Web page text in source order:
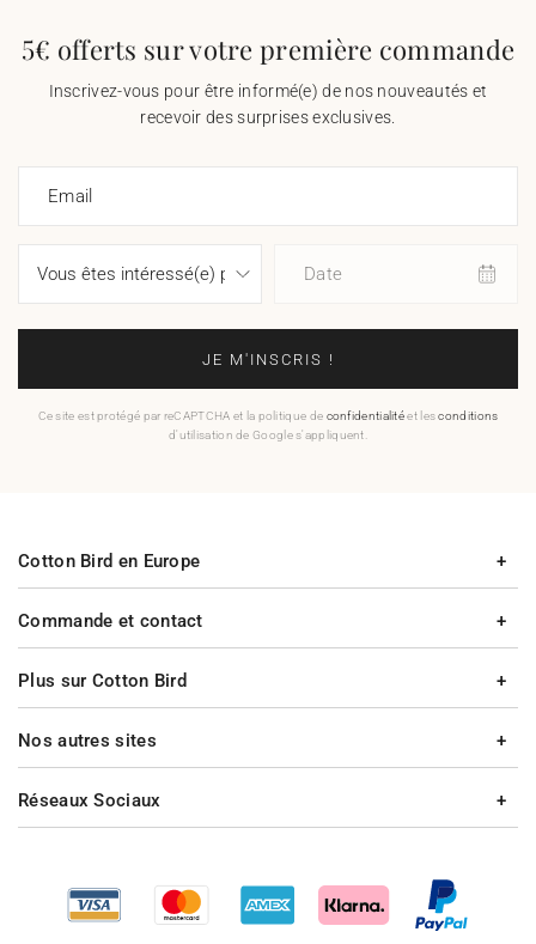
5€ offerts sur votre première commande
Inscrivez-vous pour être informé(e) de nos nouveautés et
recevoir des surprises exclusives.
Email
Date
JE M'INSCRIS !
Ce site est protégé par reCAPTCHA et la politique de confidentialitéet lesconditions
d'utilisation de Google s'appliquent.
Commande et contact
Plus sur Cotton Bird
Cotton Bird en Europe
Nos autres sites
Réseaux Sociaux